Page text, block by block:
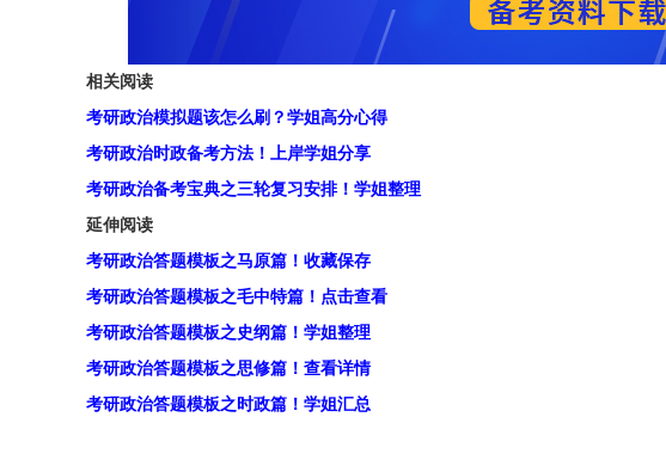
相关阅读
考研政治模拟题该怎么刷？学姐高分心得
考研政治时政备考方法！上岸学姐分享
考研政治备考宝典之三轮复习安排！学姐整理
延伸阅读
考研政治答题模板之马原篇！收藏保存
考研政治答题模板之毛中特篇！点击查看
考研政治答题模板之史纲篇！学姐整理
考研政治答题模板之思修篇！查看详情
考研政治答题模板之时政篇！学姐汇总